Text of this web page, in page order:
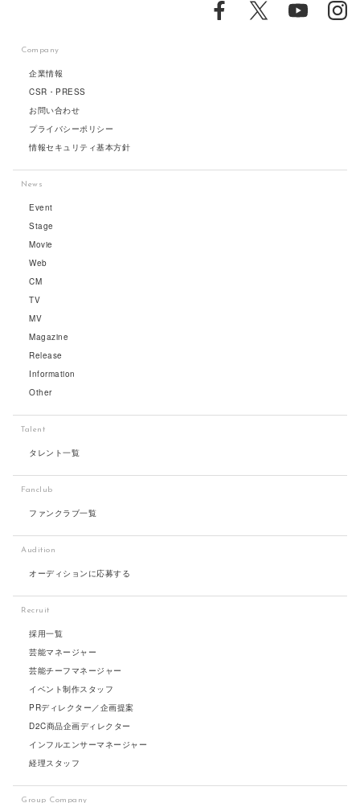
Company
企業情報
CSR・PRESS
お問い合わせ
プライバシーポリシー
情報セキュリティ基本方針
News
Event
Stage
Movie
Web
CM
TV
MV
Magazine
Release
Information
Other
Talent
タレント一覧
Fanclub
ファンクラブ一覧
Audition
オーディションに応募する
Recruit
採用一覧
芸能マネージャー
芸能チーフマネージャー
イベント制作スタッフ
PRディレクター／企画提案
D2C商品企画ディレクター
インフルエンサーマネージャー
経理スタッフ
Group Company